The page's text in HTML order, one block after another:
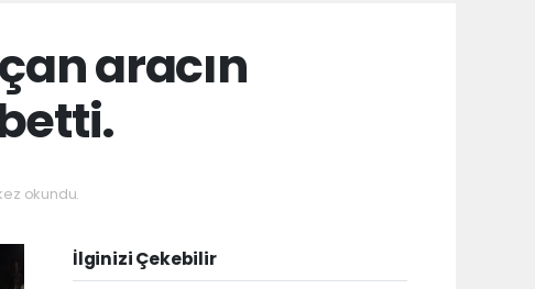
aracın
okundu.
İlginizi Çekebilir